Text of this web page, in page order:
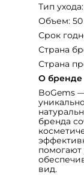
Тип
Объем:
Срок
Страна
Страна
О бренде
BoGems
бренда
помогают
вид.